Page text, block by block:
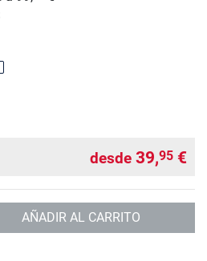
desde 39,95 €
AÑADIR AL CARRITO